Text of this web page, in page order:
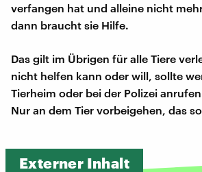
verfangen hat und alleine nicht
dann braucht sie Hilfe.
Das gilt im Übrigen für alle Tiere
nicht helfen kann oder will, sollte
Tierheim oder bei der Polizei
Nur an dem Tier vorbeigehen, das
Externer Inhalt